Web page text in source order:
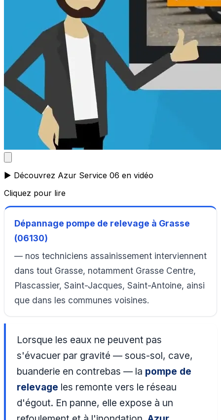
▶️ Découvrez Azur Service 06 en vidéo
Cliquez pour lire
Dépannage pompe de relevage à Grasse
(06130)
— nos techniciens assainissement interviennent
dans tout Grasse, notamment Grasse Centre,
Plascassier, Saint-Jacques, Saint-Antoine, ainsi
que dans les communes voisines.
Lorsque les eaux ne peuvent pas
s'évacuer par gravité — sous-sol, cave,
buanderie en contrebas — la pompe de
relevage les remonte vers le réseau
d'égout. En panne, elle expose à un